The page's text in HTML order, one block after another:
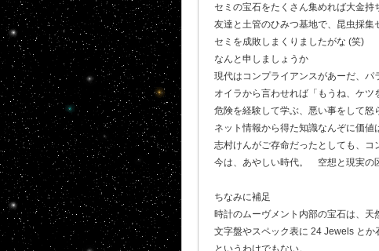
セミの宝石をたくさん集めれば大金
友達と土管のひみつ基地で、昆虫採集
セミを成敗しまくりましたがな (笑)
なんと申しましょうか
現代はコンプライアンスがあーだ、パ
オイラから言わせれば「もうね、ケツ
危険を経験して学ぶ、悪い事をして怒
ネット情報から得た知識なんぞに価
志村けんがご存命だったとしても、
今は、あやしい時代。 空想と現実の
ちなみに補足
時計のムーヴメント内部の宝石は、天
文字盤やスペック表に 24 Jewels と
というわけでもない。